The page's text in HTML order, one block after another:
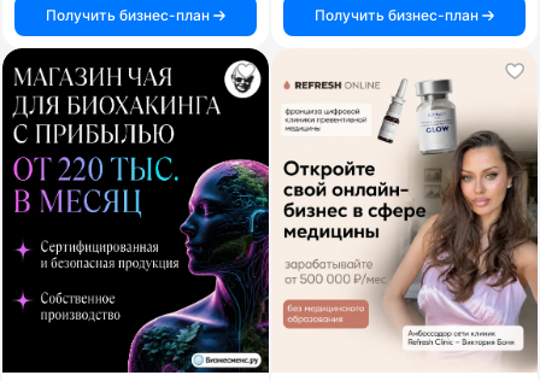
Получить бизнес-план
Получить бизнес-план